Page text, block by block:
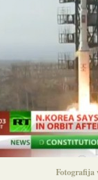
Fotografija